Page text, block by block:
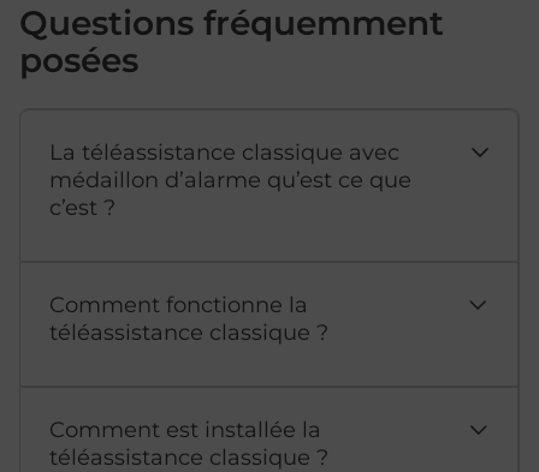
Questions fréquemment
posées
La téléassistance classique avec
médaillon d’alarme qu’est ce que
c’est ?
Comment fonctionne la
téléassistance classique ?
Comment est installée la
téléassistance classique ?